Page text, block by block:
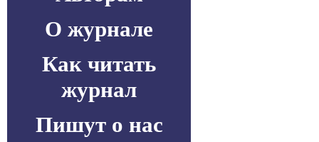
О журнале
Как читать
журнал
Пишут о нас